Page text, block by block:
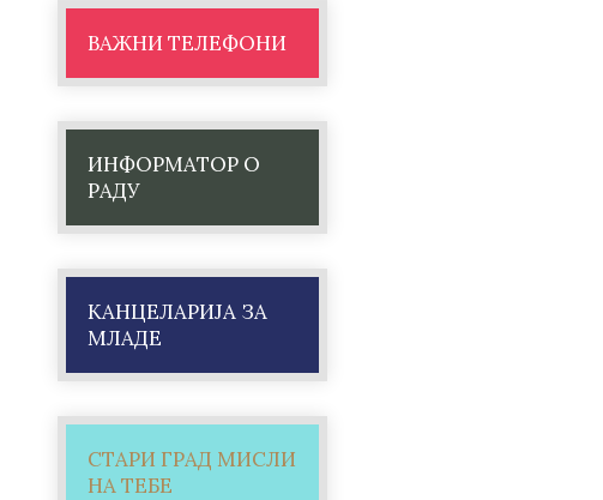
ВАЖНИ ТЕЛЕФОНИ
ИНФОРМАТОР О
РАДУ
КАНЦЕЛАРИЈА ЗА
МЛАДЕ
СТАРИ ГРАД МИСЛИ
НА ТЕБЕ